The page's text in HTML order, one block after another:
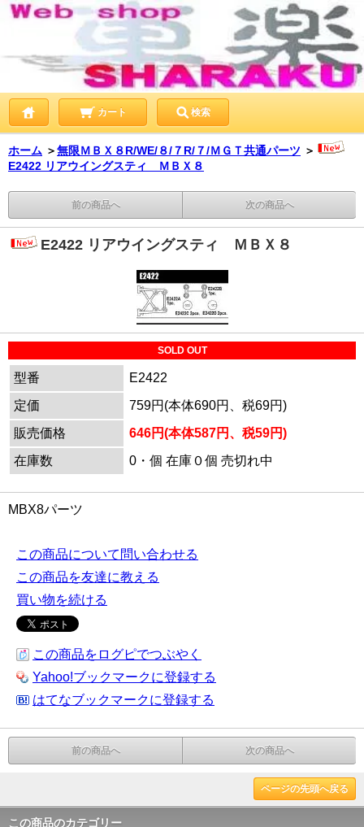
カート 検索
ホーム ＞無限ＭＢＸ８R/WE/８/７R/７/ＭＧＴ共通パーツ ＞
E2422 リアウイングスティ ＭＢＸ８
前の商品へ 次の商品へ
E2422 リアウイングスティ ＭＢＸ８
SOLD OUT
型番
E2422
定価
759円(本体690円、税69円)
販売価格
646円(本体587円、税59円)
在庫数
0・個 在庫０個 売切れ中
MBX8パーツ
この商品について問い合わせる
この商品を友達に教える
買い物を続ける
この商品をログピでつぶやく
Yahoo!ブックマークに登録する
はてなブックマークに登録する
前の商品へ 次の商品へ
ページの先頭へ戻る
この商品のカテゴリー